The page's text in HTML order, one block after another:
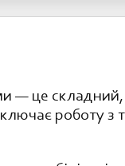
— це
роботу